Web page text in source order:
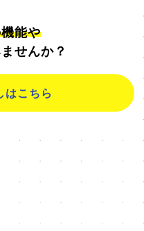
能や
せんか？
はこちら